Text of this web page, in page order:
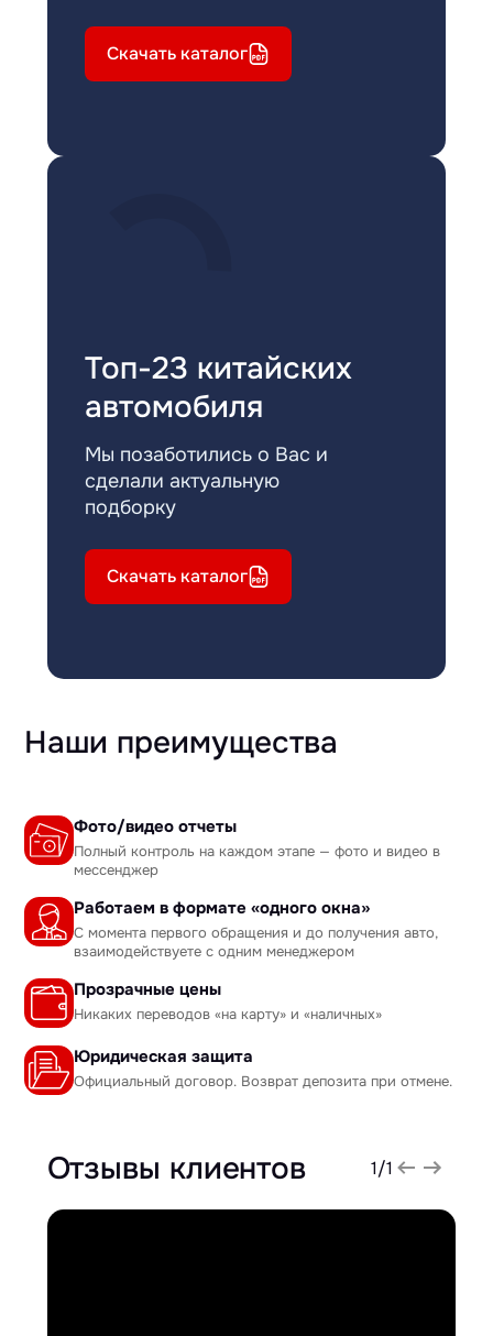
Скачать каталог
Топ-23 китайских
автомобиля
Мы позаботились о Вас и
сделали актуальную
подборку
Скачать каталог
Наши преимущества
Фото/видео отчеты
Полный контроль на каждом этапе — фото и видео в
мессенджер
Работаем в формате «одного окна»
С момента первого обращения и до получения авто,
взаимодействуете с одним менеджером
Прозрачные цены
Никаких переводов «на карту» и «наличных»
Юридическая защита
Официальный договор. Возврат депозита при отмене.
Отзывы клиентов 1/1